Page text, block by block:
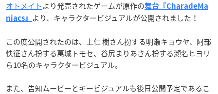
オトメイトより発売されたゲームが原作の舞台『CharadeMa
niacs』
より、キャラクタービジュアルが公開されました！
この度公開されたのは、上仁 樹さん扮する明瀬キョウヤ、阿部
快征さん扮する萬城トモセ、谷尻まりあさん扮する瀬名ヒヨリ
ら10名のキャラクタービジュアル。
また、告知ムービーとキービジュアルも後日公開予定であるこ